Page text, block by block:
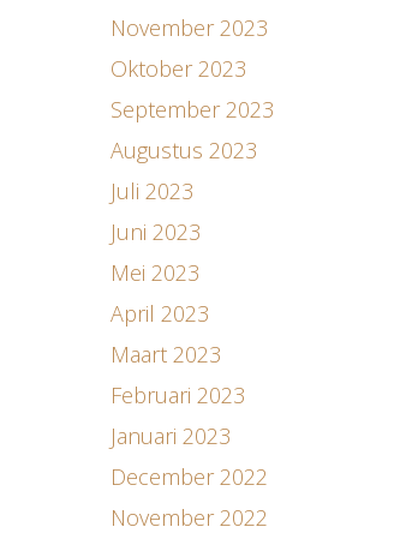
November 2023
Oktober 2023
September 2023
Augustus 2023
Juli 2023
Juni 2023
Mei 2023
April 2023
Maart 2023
Februari 2023
Januari 2023
December 2022
November 2022